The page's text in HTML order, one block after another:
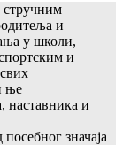
и
у школи,
и
ње
наставника и
значаја